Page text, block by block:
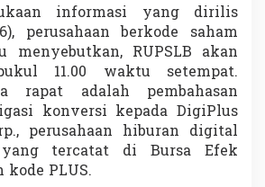
a
n
O
b
l
g
a
s
i
K
informasi yang dirilis
perusahaan berkode saham
menyebutkan, RUPSLB akan
11.00 waktu setempat.
rapat adalah pembahasan
konversi kepada DigiPlus
perusahaan hiburan digital
tercatat di Bursa Efek
PLUS.